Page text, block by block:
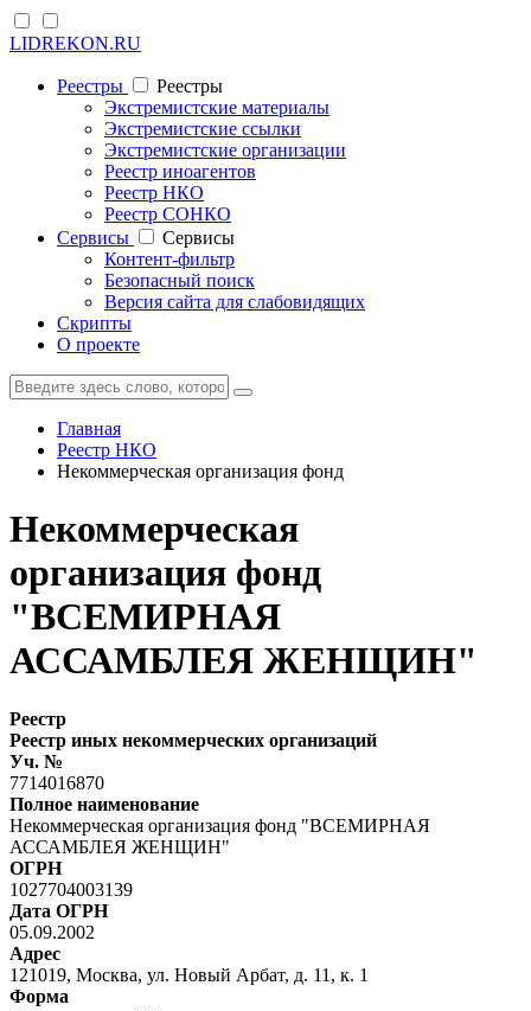
LIDREKON.RU
Реестры
Реестры
Экстремистские материалы
Экстремистские ссылки
Экстремистские организации
Реестр иноагентов
Реестр НКО
Реестр СОНКО
Cервисы
Cервисы
Контент-фильтр
Безопасный поиск
Версия сайта для слабовидящих
Скрипты
О проекте
Главная
Реестр НКО
Некоммерческая организация фонд
Некоммерческая
организация фонд
"ВСЕМИРНАЯ
АССАМБЛЕЯ ЖЕНЩИН"
Реестр
Реестр иных некоммерческих организаций
Уч. №
7714016870
Полное наименование
Некоммерческая организация фонд "ВСЕМИРНАЯ
АССАМБЛЕЯ ЖЕНЩИН"
ОГРН
1027704003139
Дата ОГРН
05.09.2002
Адрес
121019, Москва, ул. Новый Арбат, д. 11, к. 1
Форма